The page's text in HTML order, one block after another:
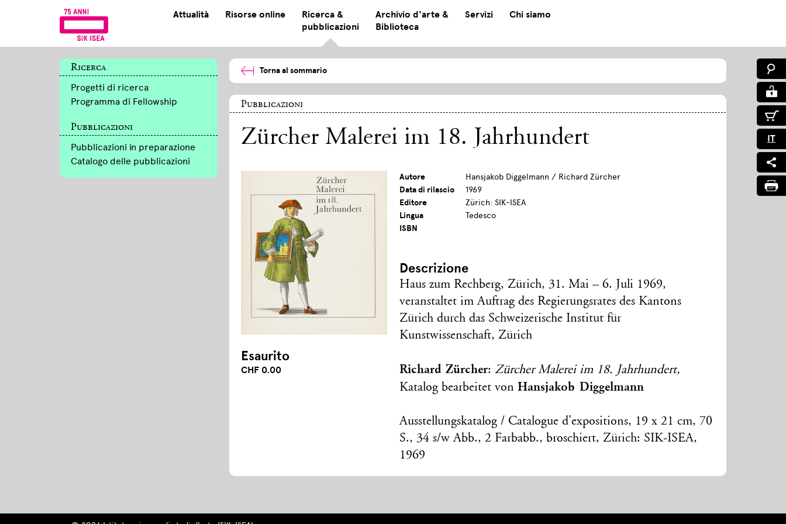
Attualità Risorse online
Ricerca &
pubblicazioni
Archivio d'arte &
Biblioteca
Servizi Chi siamo
IT
Ricerca
Progetti di ricerca
Programma di Fellowship
Pubblicazioni
Pubblicazioni in preparazione
Catalogo delle pubblicazioni
Torna al sommario
Pubblicazioni
Zürcher Malerei im 18. Jahrhundert
Esaurito
CHF 0.00
Autore
Hansjakob Diggelmann / Richard Zürcher
Data di rilascio
1969
Editore
Zürich: SIK-ISEA
Lingua
Tedesco
ISBN
Descrizione
Haus zum Rechberg, Zürich, 31. Mai – 6. Juli 1969,
veranstaltet im Auftrag des Regierungsrates des Kantons
Zürich durch das Schweizerische Institut für
Kunstwissenschaft, Zürich
Richard Zürcher:Zürcher Malerei im 18. Jahrhundert,
Katalog bearbeitet vonHansjakob Diggelmann
Ausstellungskatalog / Catalogue d'expositions, 19 x 21 cm, 70
S., 34 s/w Abb., 2 Farbabb., broschiert, Zürich: SIK-ISEA,
1969